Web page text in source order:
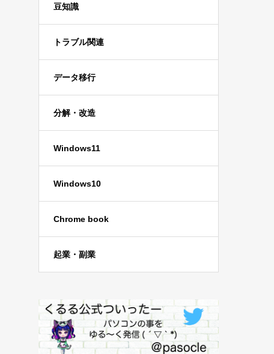
豆知識
トラブル関連
データ移行
分解・改造
Windows11
Windows10
Chrome book
起業・副業